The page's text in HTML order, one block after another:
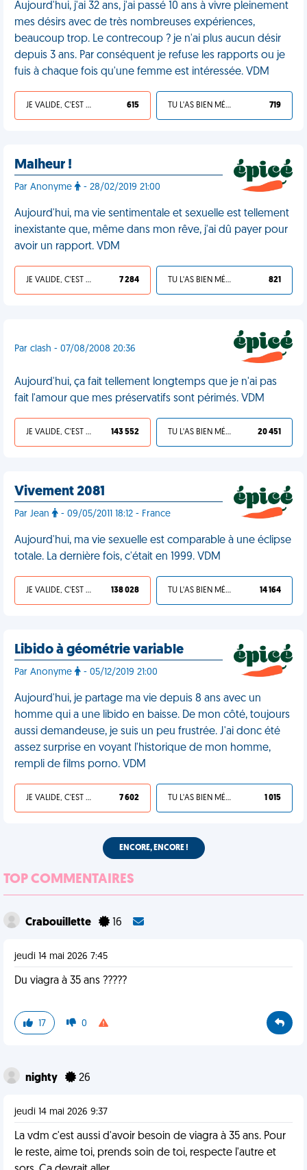
Aujourd'hui, j'ai 32 ans, j'ai passé 10 ans à vivre pleinement
mes désirs avec de très nombreuses expériences,
beaucoup trop. Le contrecoup ? je n'ai plus aucun désir
depuis 3 ans. Par conséquent je refuse les rapports ou je
fuis à chaque fois qu'une femme est intéressée. VDM
JE VALIDE, C'EST UNE VDM 615 TU L'AS BIEN MÉRITÉ 719
Malheur !
Par Anonyme - 28/02/2019 21:00
Aujourd'hui, ma vie sentimentale et sexuelle est tellement
inexistante que, même dans mon rêve, j'ai dû payer pour
avoir un rapport. VDM
JE VALIDE, C'EST UNE VDM 7 284 TU L'AS BIEN MÉRITÉ 821
Par clash - 07/08/2008 20:36
Aujourd'hui, ça fait tellement longtemps que je n'ai pas
fait l'amour que mes préservatifs sont périmés. VDM
JE VALIDE, C'EST UNE VDM 143 552 TU L'AS BIEN MÉRITÉ 20 451
Vivement 2081
Par Jean - 09/05/2011 18:12 - France
Aujourd'hui, ma vie sexuelle est comparable à une éclipse
totale. La dernière fois, c'était en 1999. VDM
JE VALIDE, C'EST UNE VDM 138 028 TU L'AS BIEN MÉRITÉ 14 164
Libido à géométrie variable
Par Anonyme - 05/12/2019 21:00
Aujourd'hui, je partage ma vie depuis 8 ans avec un
homme qui a une libido en baisse. De mon côté, toujours
aussi demandeuse, je suis un peu frustrée. J'ai donc été
assez surprise en voyant l'historique de mon homme,
rempli de films porno. VDM
JE VALIDE, C'EST UNE VDM 7 602 TU L'AS BIEN MÉRITÉ 1 015
ENCORE, ENCORE !
TOP COMMENTAIRES
Crabouillette 16
jeudi 14 mai 2026 7:45
Du viagra à 35 ans ?????
17 0
nighty 26
jeudi 14 mai 2026 9:37
La vdm c'est aussi d'avoir besoin de viagra à 35 ans. Pour
le reste, aime toi, prends soin de toi, respecte l'autre et